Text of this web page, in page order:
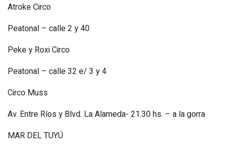
Atroke Circo
Peatonal – calle 2 y 40
Peke y Roxi Circo
Peatonal – calle 32 e/ 3 y 4
Circo Muss
Av. Entre Ríos y Blvd. La Alameda- 21.30 hs. – a la gorra
MAR DEL TUYÚ